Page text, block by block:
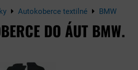
Autokoberce textilné BMW
DO ÁUT BMW.